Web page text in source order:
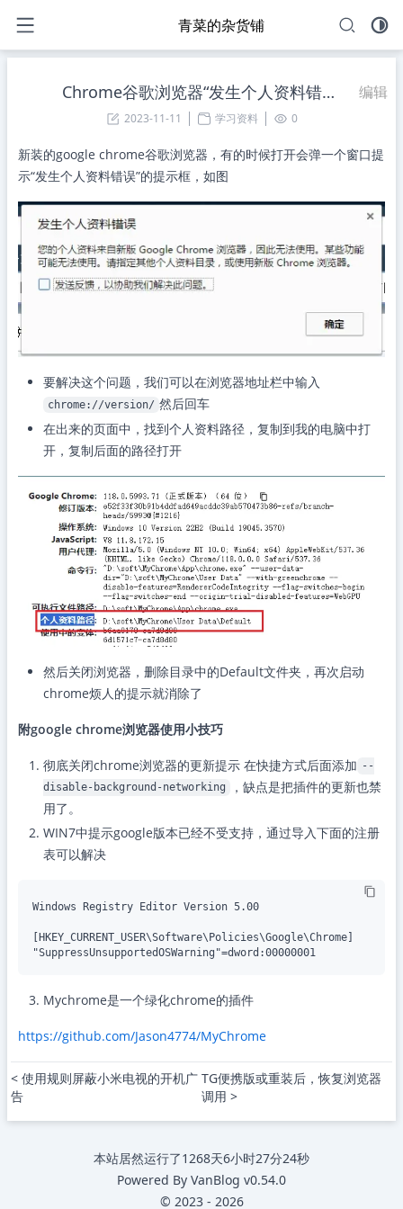
青菜的杂货铺
Chrome谷歌浏览器“发生个人资料错误”的解决方法 编辑
2023-11-11 学习资料 0
新装的google chrome谷歌浏览器，有的时候打开会弹一个窗口提
示“发生个人资料错误”的提示框，如图
要解决这个问题，我们可以在浏览器地址栏中输入
chrome://version/ 然后回车
在出来的页面中，找到个人资料路径，复制到我的电脑中打
开，复制后面的路径打开
然后关闭浏览器，删除目录中的Default文件夹，再次启动
chrome烦人的提示就消除了
附google chrome浏览器使用小技巧
彻底关闭chrome浏览器的更新提示 在快捷方式后面添加 --
disable-background-networking
，缺点是把插件的更新也禁
用了。
WIN7中提示google版本已经不受支持，通过导入下面的注册
表可以解决
Windows Registry Editor Version 5.00
[HKEY_CURRENT_USER\Software\Policies\Google\Chrome]
Mychrome是一个绿化chrome的插件
https://github.com/Jason4774/MyChrome
< 使用规则屏蔽小米电视的开机广
告
TG便携版或重装后，恢复浏览器
调用 >
本站居然运行了1268天6小时27分24秒
Powered By VanBlog v0.54.0
© 2023- 2026